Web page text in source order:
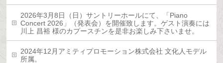
2026年3月8日（日）サントリーホールにて、「Piano
Concert 2026」（発表会）を開催致します。ゲスト演奏には
川上 昌裕 様のカプースチンを是非お楽しみ下さいませ。
2024年12月アミティプロモーション株式会社 文化人モデル
所属。